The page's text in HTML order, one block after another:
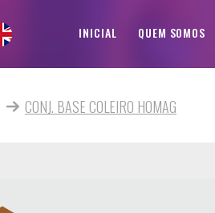
INICIAL QUEM SOMOS
CONJ. BASE COLEIRO HOMAG